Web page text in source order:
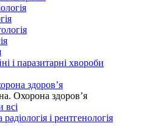
і паразитарні хвороби
здоров’я
Охорона здоров’я
всі
і рентгенологія